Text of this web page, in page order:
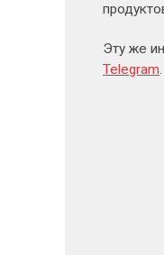
Эту же
Telegram.